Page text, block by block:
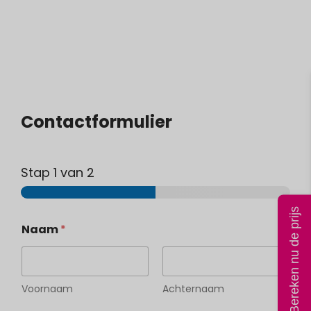
Contactformulier
Stap 1 van 2
Naam*
Voornaam Achternaam Bereken nu de prijs